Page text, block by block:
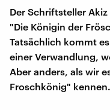
Der Schriftsteller
"Die Königin der
Tatsächlich kommt
einer Verwandlung,
Aber anders, als wir
Froschkönig" kennen.